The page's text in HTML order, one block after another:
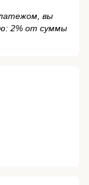
вы
2% от суммы